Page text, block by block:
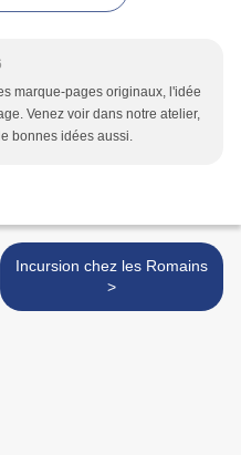
marque-pages originaux, l'idée
Venez voir dans notre atelier,
bonnes idées aussi.
Incursion chez les Romains
>